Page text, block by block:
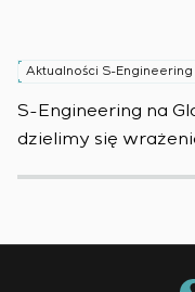
Aktualności S-Engineering
S-Engineering na
dzielimy się